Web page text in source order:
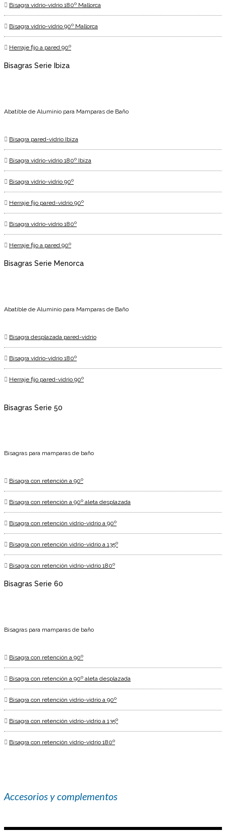
Bisagra vidrio-vidrio 180º Mallorca
Bisagra vidrio-vidrio 90º Mallorca
Herraje fijo a pared 90º
Bisagras Serie Ibiza
Abatible de Aluminio para Mamparas de Baño
Bisagra pared-vidrio Ibiza
Bisagra vidrio-vidrio 180º Ibiza
Bisagra vidrio-vidrio 90º
Herraje fijo pared-vidrio 90º
Bisagra vidrio-vidrio 180º
Herraje fijo a pared 90º
Bisagras Serie Menorca
Abatible de Aluminio para Mamparas de Baño
Bisagra desplazada pared-vidrio
Bisagra vidrio-vidrio 180º
Herraje fijo pared-vidrio 90º
Bisagras Serie 50
Bisagras para mamparas de baño
Bisagra con retención a 90º
Bisagra con retención a 90º aleta desplazada
Bisagra con retención vidrio-vidrio a 90º
Bisagra con retención vidrio-vidrio a 135º
Bisagra con retención vidrio-vidrio 180º
Bisagras Serie 60
Bisagras para mamparas de baño
Bisagra con retención a 90º
Bisagra con retención a 90º aleta desplazada
Bisagra con retención vidrio-vidrio a 90º
Bisagra con retención vidrio-vidrio a 135º
Bisagra con retención vidrio-vidrio 180º
Accesorios y complementos